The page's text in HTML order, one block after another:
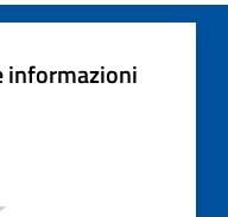
informazioni